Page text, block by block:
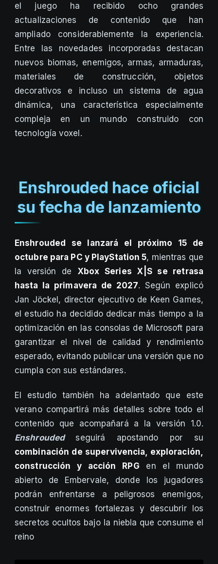
el juego ha recibido ocho grandes
actualizaciones de contenido que han
ampliado considerablemente la experiencia.
Entre las novedades incorporadas destacan
nuevos biomas, enemigos, armas, armaduras,
materiales de construcción, objetos
decorativos e incluso un sistema de agua
dinámica, una característica especialmente
compleja en un mundo construido con
tecnología voxel.
Enshrouded hace oficial
su fecha de lanzamiento
Enshrouded se lanzará el próximo 15 de
octubre para PC y PlayStation 5, mientras que
la versión de Xbox Series X|S se retrasa
hasta la primavera de 2027. Según explicó
Jan Jöckel, director ejecutivo de Keen Games,
el estudio ha decidido dedicar más tiempo a la
optimización en las consolas de Microsoft para
garantizar el nivel de calidad y rendimiento
esperado, evitando publicar una versión que no
cumpla con sus estándares.
El estudio también ha adelantado que este
verano compartirá más detalles sobre todo el
contenido que acompañará a la versión 1.0.
Enshrouded
seguirá apostando por su
combinación de supervivencia, exploración,
construcción y acción RPG en el mundo
abierto de Embervale, donde los jugadores
podrán enfrentarse a peligrosos enemigos,
construir enormes fortalezas y descubrir los
secretos ocultos bajo la niebla que consume el
reino